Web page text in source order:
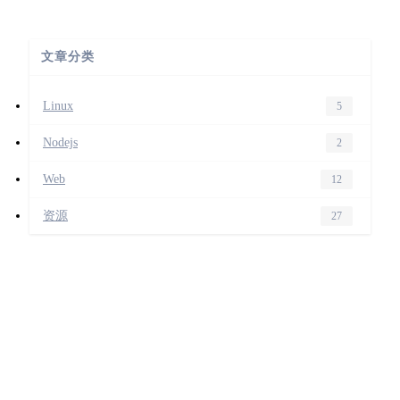
文章分类
Linux 5
Nodejs 2
Web 12
资源 27